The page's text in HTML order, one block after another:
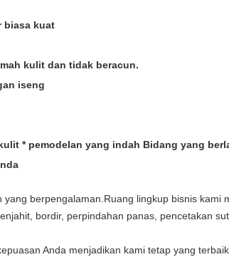
biasa kuat
kulit dan tidak beracun.
iseng
* pemodelan yang indah Bidang yang
berpengalaman.Ruang lingkup bisnis kami
bordir, perpindahan panas, pencetakan
Anda menjadikan kami tetap yang